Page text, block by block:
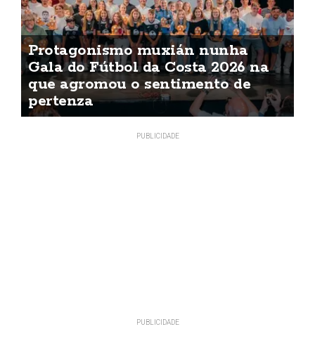
Protagonismo muxián nunha
Gala do Fútbol da Costa 2026 na
que agromou o sentimento de
pertenza